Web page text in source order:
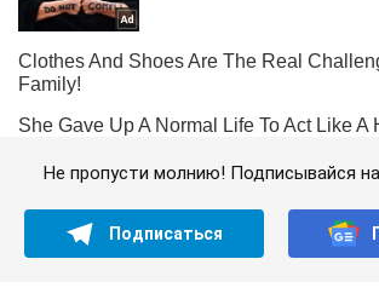
Не пропусти молнию! Подписывайся
Подписаться